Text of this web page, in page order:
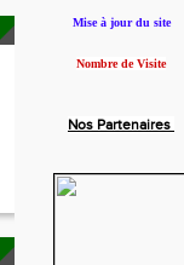
Mise à jour du site
Nombre de Visite
Nos Partenaires